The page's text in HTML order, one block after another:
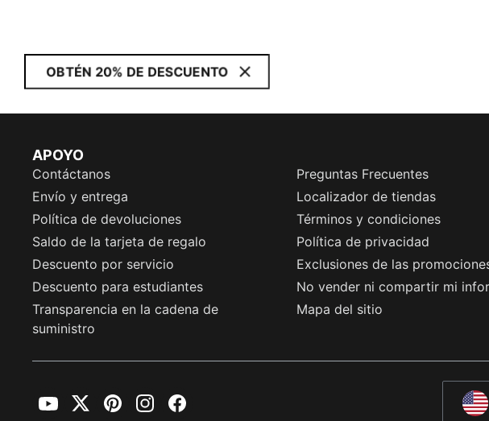
OBTÉN 20% DE DESCUENTO
APOYO
Contáctanos
Preguntas Frecuentes
Envío y entrega
Localizador de tiendas
Política de devoluciones
Términos y condiciones
Saldo de la tarjeta de regalo
Política de privacidad
Descuento por servicio
Exclusiones de las
Descuento para estudiantes
No vender ni compartir mi
Transparencia en la cadena de
suministro
Mapa del sitio
YouTubeTwitterPinterestInstagramFacebook